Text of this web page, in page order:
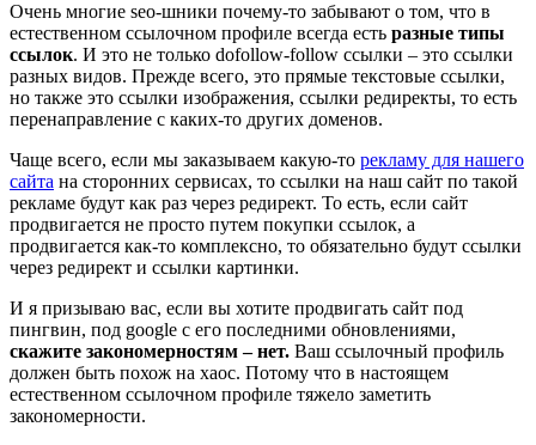
Очень многие seo-шники почему-то забывают о том, что в
естественном ссылочном профиле всегда есть разные типы
ссылок. И это не только dofollow-follow ссылки – это ссылки
разных видов. Прежде всего, это прямые текстовые ссылки,
но также это ссылки изображения, ссылки редиректы, то есть
перенаправление с каких-то других доменов.
Чаще всего, если мы заказываем какую-то рекламу для нашего
сайта на сторонних сервисах, то ссылки на наш сайт по такой
рекламе будут как раз через редирект. То есть, если сайт
продвигается не просто путем покупки ссылок, а
продвигается как-то комплексно, то обязательно будут ссылки
через редирект и ссылки картинки.
И я призываю вас, если вы хотите продвигать сайт под
пингвин, под google с его последними обновлениями,
скажите закономерностям – нет. Ваш ссылочный профиль
должен быть похож на хаос. Потому что в настоящем
естественном ссылочном профиле тяжело заметить
закономерности.